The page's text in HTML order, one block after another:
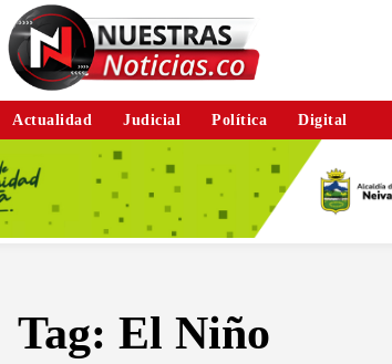
Actualidad Judicial Política Digital
Tag: El Niño